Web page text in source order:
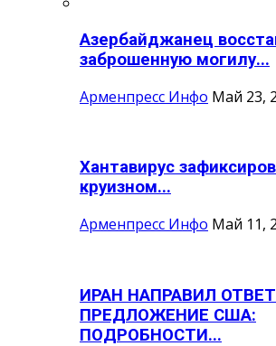
Азербайджанец
заброшенную могилу...
Арменпресс Инфо Май 23,
Хантавирус
круизном...
Арменпресс Инфо Май 11,
ИРАН НАПРАВИЛ
ПРЕДЛОЖЕНИЕ США:
ПОДРОБНОСТИ...